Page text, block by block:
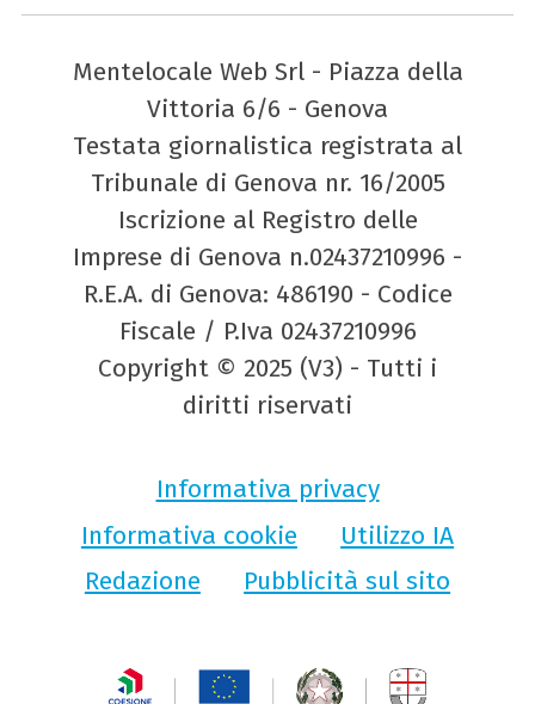
Mentelocale Web Srl - Piazza della
Vittoria 6/6 - Genova
Testata giornalistica registrata al
Tribunale di Genova nr. 16/2005
Iscrizione al Registro delle
Imprese di Genova n.02437210996 -
R.E.A. di Genova: 486190 - Codice
Fiscale / P.Iva 02437210996
Copyright © 2025 (V3) - Tutti i
diritti riservati
Informativa privacy
Informativa cookie
Utilizzo IA
Redazione
Pubblicità sul sito